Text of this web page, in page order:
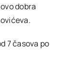
dobra
7 časova po